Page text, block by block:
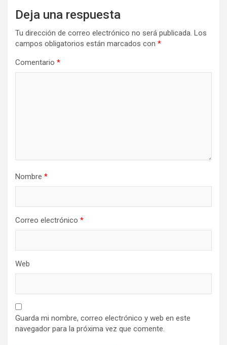
Deja una respuesta
Tu dirección de correo electrónico no será publicada. Los
campos obligatorios están marcados con *
Comentario *
Nombre *
Correo electrónico *
Web
Guarda mi nombre, correo electrónico y web en este
navegador para la próxima vez que comente.